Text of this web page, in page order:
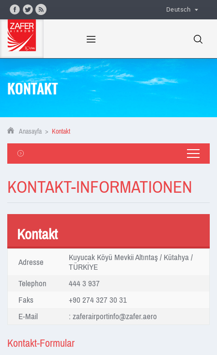
Deutsch
KONTAKT
Anasayfa > Kontakt
KONTAKT-INFORMATIONEN
Kontakt
Adresse
Kuyucak Köyü Mevkii Altıntaş / Kütahya /
TÜRKİYE
Telephon
444 3 937
Faks
+90 274 327 30 31
E-Mail
: zaferairportinfo@zafer.aero
Kontakt-Formular